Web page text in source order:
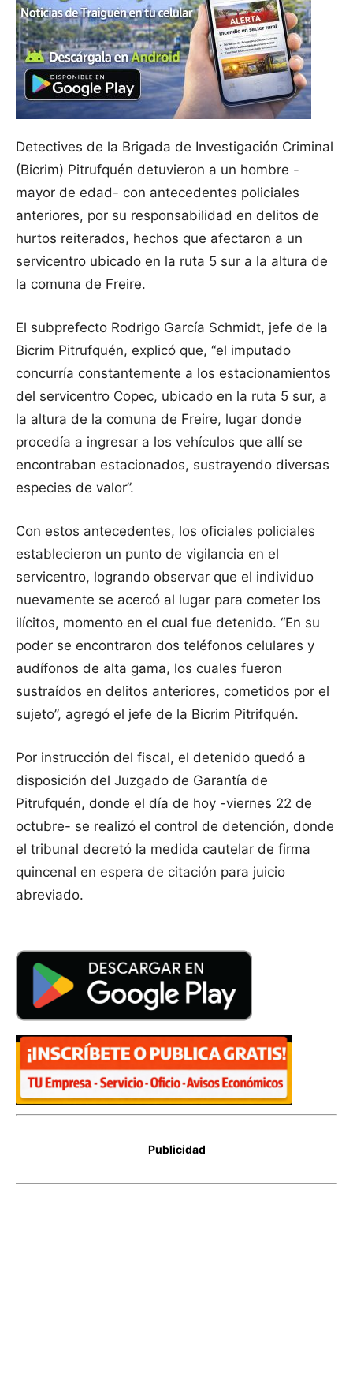
Detectives de la Brigada de Investigación Criminal
(Bicrim) Pitrufquén detuvieron a un hombre -
mayor de edad- con antecedentes policiales
anteriores, por su responsabilidad en delitos de
hurtos reiterados, hechos que afectaron a un
servicentro ubicado en la ruta 5 sur a la altura de
la comuna de Freire.
El subprefecto Rodrigo García Schmidt, jefe de la
Bicrim Pitrufquén, explicó que, “el imputado
concurría constantemente a los estacionamientos
del servicentro Copec, ubicado en la ruta 5 sur, a
la altura de la comuna de Freire, lugar donde
procedía a ingresar a los vehículos que allí se
encontraban estacionados, sustrayendo diversas
especies de valor”.
Con estos antecedentes, los oficiales policiales
establecieron un punto de vigilancia en el
servicentro, logrando observar que el individuo
nuevamente se acercó al lugar para cometer los
ilícitos, momento en el cual fue detenido. “En su
poder se encontraron dos teléfonos celulares y
audífonos de alta gama, los cuales fueron
sustraídos en delitos anteriores, cometidos por el
sujeto”, agregó el jefe de la Bicrim Pitrifquén.
Por instrucción del fiscal, el detenido quedó a
disposición del Juzgado de Garantía de
Pitrufquén, donde el día de hoy -viernes 22 de
octubre- se realizó el control de detención, donde
el tribunal decretó la medida cautelar de firma
quincenal en espera de citación para juicio
abreviado.
Publicidad